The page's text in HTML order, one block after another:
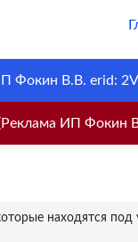
Фокин В.В. erid:
ИП Фокин
находятся под